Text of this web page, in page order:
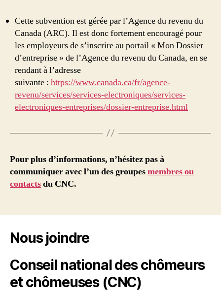
Cette subvention est gérée par l’Agence du revenu du
Canada (ARC). Il est donc fortement encouragé pour
les employeurs de s’inscrire au portail « Mon Dossier
d’entreprise » de l’Agence du revenu du Canada, en se
rendant à l’adresse
suivante : https://www.canada.ca/fr/agence-
revenu/services/services-electroniques/services-
electroniques-entreprises/dossier-entreprise.html
Pour plus d’informations, n’hésitez pas à
communiquer avec l’un des groupesmembres ou
contactsdu CNC.
Nous joindre
Conseil national des chômeurs
et chômeuses (CNC)